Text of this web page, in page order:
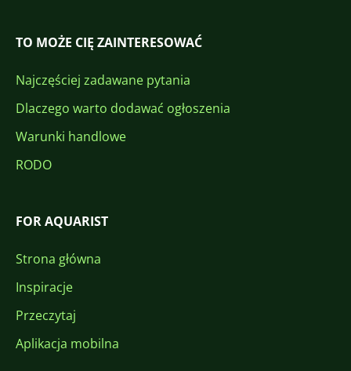
TO MOŻE CIĘ ZAINTERESOWAĆ
Najczęściej zadawane pytania
Dlaczego warto dodawać ogłoszenia
Warunki handlowe
RODO
FOR AQUARIST
Strona główna
Inspiracje
Przeczytaj
Aplikacja mobilna